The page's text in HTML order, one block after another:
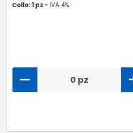
Collo: 1 pz - IVA 4%
0 pz